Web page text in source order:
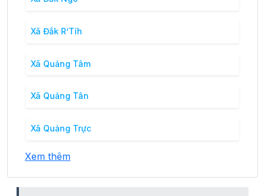
Xã Đắk R’Tíh
Xã Quảng Tâm
Xã Quảng Tân
Xã Quảng Trực
Xem thêm